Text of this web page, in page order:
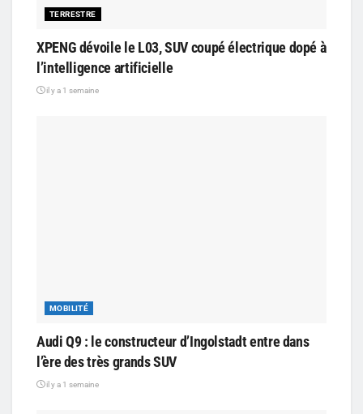
TERRESTRE
XPENG dévoile le L03, SUV coupé électrique dopé à
l’intelligence artificielle
il y a 1 semaine
MOBILITÉ
Audi Q9 : le constructeur d’Ingolstadt entre dans
l’ère des très grands SUV
il y a 1 semaine